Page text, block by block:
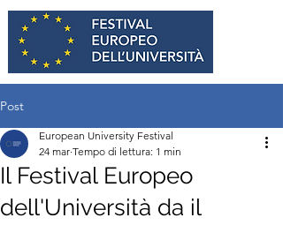
Post
Il Festival Europeo
dell'Università da il
European University Festival
24 mar Tempo di lettura: 1 min